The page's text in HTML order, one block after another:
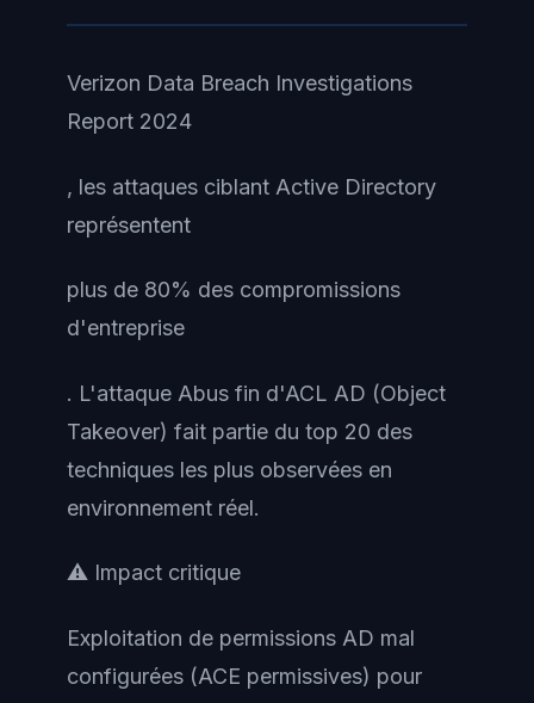
Verizon Data Breach Investigations
Report 2024
, les attaques ciblant Active Directory
représentent
plus de 80% des compromissions
d'entreprise
. L'attaque Abus fin d'ACL AD (Object
Takeover) fait partie du top 20 des
techniques les plus observées en
environnement réel.
⚠️ Impact critique
Exploitation de permissions AD mal
configurées (ACE permissives) pour